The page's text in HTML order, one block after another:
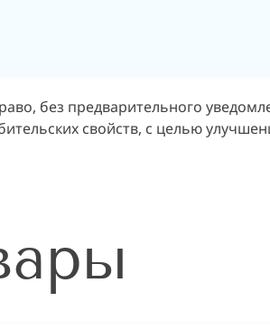
без предварительного
свойств, с целью